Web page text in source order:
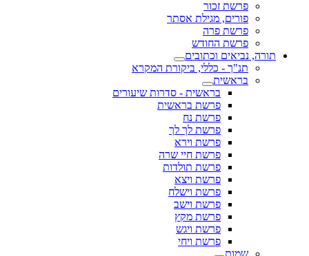
פרשת זכור
פורים, מגילת אסתר
פרשת פרה
פרשת החודש
תורה, נביאים וכתובים
תנ"ך - כללי, ביקורת המקרא
בראשית
בראשית - סדרות שיעורים
פרשת בראשית
פרשת נח
פרשת לך לך
פרשת וירא
פרשת חיי שרה
פרשת תולדות
פרשת ויצא
פרשת וישלח
פרשת וישב
פרשת מקץ
פרשת ויגש
פרשת ויחי